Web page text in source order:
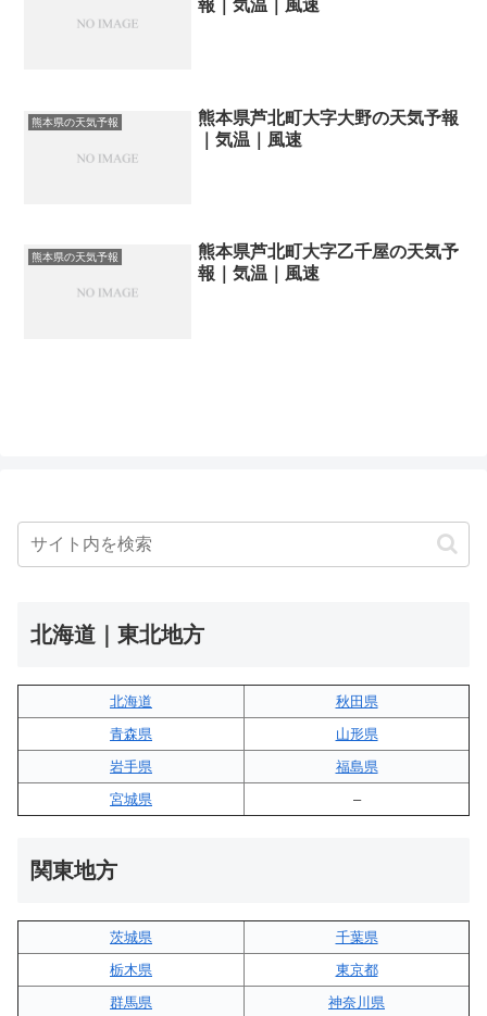
報｜気温｜風速
熊本県の天気予報
熊本県芦北町大字大野の天気予報
｜気温｜風速
熊本県の天気予報
熊本県芦北町大字乙千屋の天気予
報｜気温｜風速
北海道｜東北地方
北海道
秋田県
青森県
山形県
岩手県
福島県
宮城県
–
関東地方
茨城県
千葉県
栃木県
東京都
群馬県
神奈川県